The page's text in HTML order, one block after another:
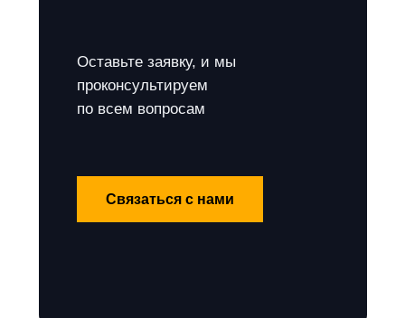
Оставьте заявку, и мы
проконсультируем
по всем вопросам
Связаться с нами